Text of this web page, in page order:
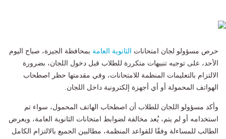
حرص مسؤولو لجان امتحانات الثانوية العامة بمحافظة الجيزة، صباح اليوم
الأحد، على توجيه تنبيهات متكررة للطلاب قبل دخول اللجان، بضرورة
الالتزام بالتعليمات المنظمة للامتحانات، وفي مقدمتها حظر اصطحاب
الهواتف المحمولة أو أي أجهزة إلكترونية داخل اللجان.
وأكد مسؤولو اللجان للطلاب أن اصطحاب الهاتف المحمول، سواء تم
استخدامه أو لم يتم، يُعد مخالفة لضوابط امتحانات الثانوية العامة، ويعرض
الطالب للمساءلة وفقًا للقواعد المنظمة، مطالبين الجميع بالالتزام الكامل